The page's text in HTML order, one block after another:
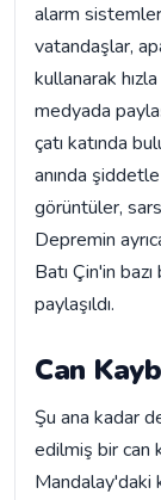
alarm
vatandaşlar,
kullanarak
medyada
çatı katında
anında
görüntüler,
Depremin
Batı Çin'in
paylaşıldı.
Can
Şu ana kadar
edilmiş bir can
Mandalay'daki